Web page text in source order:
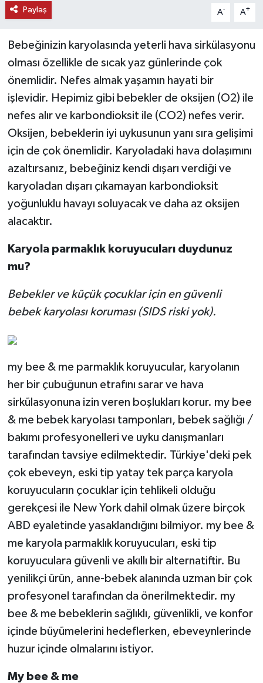
Paylaş A- A+
Bebeğinizin karyolasında yeterli hava sirkülasyonu
olması özellikle de sıcak yaz günlerinde çok
önemlidir. Nefes almak yaşamın hayati bir
işlevidir. Hepimiz gibi bebekler de oksijen (O2) ile
nefes alır ve karbondioksit ile (CO2) nefes verir.
Oksijen, bebeklerin iyi uykusunun yanı sıra gelişimi
için de çok önemlidir. Karyoladaki hava dolaşımını
azaltırsanız, bebeğiniz kendi dışarı verdiği ve
karyoladan dışarı çıkamayan karbondioksit
yoğunluklu havayı soluyacak ve daha az oksijen
alacaktır.
Karyola parmaklık koruyucuları duydunuz
mu?
Bebekler ve küçük çocuklar için en güvenli
bebek karyolası koruması (SIDS riski yok).
my bee & me parmaklık koruyucular, karyolanın
her bir çubuğunun etrafını sarar ve hava
sirkülasyonuna izin veren boşlukları korur. my bee
& me bebek karyolası tamponları, bebek sağlığı /
bakımı profesyonelleri ve uyku danışmanları
tarafından tavsiye edilmektedir. Türkiye'deki pek
çok ebeveyn, eski tip yatay tek parça karyola
koruyucuların çocuklar için tehlikeli olduğu
gerekçesi ile New York dahil olmak üzere birçok
ABD eyaletinde yasaklandığını bilmiyor. my bee &
me karyola parmaklık koruyucuları, eski tip
koruyuculara güvenli ve akıllı bir alternatiftir. Bu
yenilikçi ürün, anne-bebek alanında uzman bir çok
profesyonel tarafından da önerilmektedir. my
bee & me bebeklerin sağlıklı, güvenlikli, ve konfor
içinde büyümelerini hedeflerken, ebeveynlerinde
huzur içinde olmalarını istiyor.
My bee & me
TİCARET
YAŞAM